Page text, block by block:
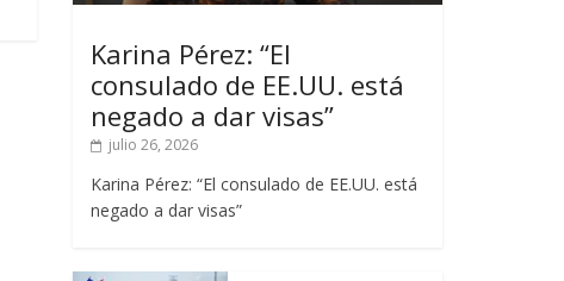
Karina Pérez: “El
consulado de EE.UU. está
negado a dar visas”
julio 26, 2026
Karina Pérez: “El consulado de EE.UU. está
negado a dar visas”